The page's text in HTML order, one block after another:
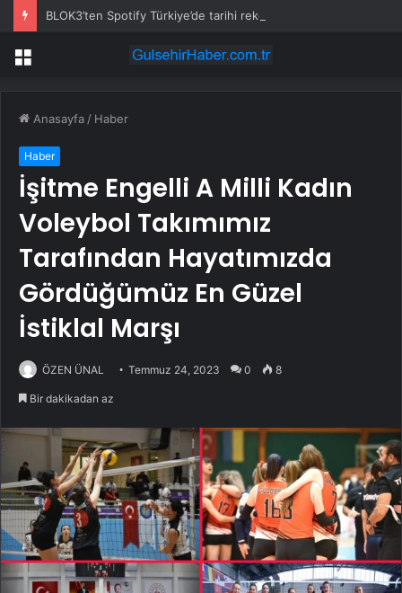
Menü
Anasayfa / Haber
Haber
İşitme Engelli A Milli Kadın
Voleybol Takımımız
Tarafından Hayatımızda
Gördüğümüz En Güzel
İstiklal Marşı
ÖZEN ÜNAL Temmuz 24, 2023 0 8
Bir dakikadan az